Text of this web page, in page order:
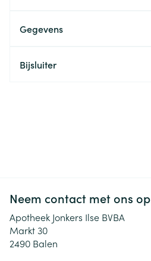
Gegevens
Bijsluiter
Neem contact met ons op
Apotheek Jonkers Ilse BVBA
Markt 30
2490 Balen